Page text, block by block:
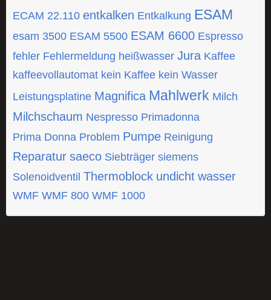
ECAM 22.110 entkalken Entkalkung ESAM
esam 3500 ESAM 5500 ESAM 6600 Espresso
fehler Fehlermeldung heißwasser Jura Kaffee
kaffeevollautomat kein Kaffee kein Wasser
Leistungsplatine Magnifica Mahlwerk Milch
Milchschaum Nespresso Primadonna
Prima Donna Problem Pumpe Reinigung
Reparatur saeco Siebträger siemens
Solenoidventil Thermoblock undicht wasser
WMF WMF 800 WMF 1000